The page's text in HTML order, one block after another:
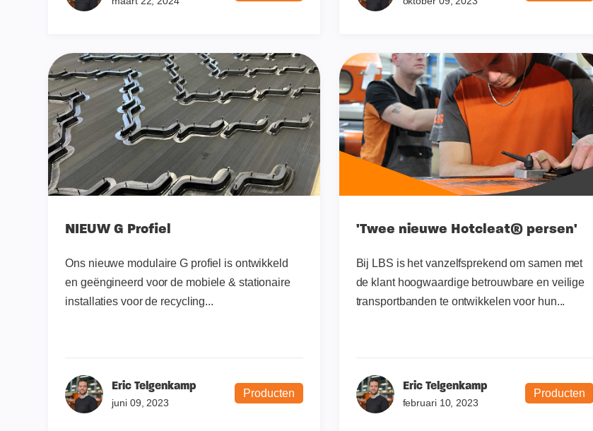
NIEUW G Profiel
Ons nieuwe modulaire G profiel is ontwikkeld
en geëngineerd voor de mobiele & stationaire
installaties voor de recycling...
Eric Telgenkamp
juni 09, 2023
Producten
'Twee nieuwe Hotcleat® persen'
Bij LBS is het vanzelfsprekend om samen met
de klant hoogwaardige betrouwbare en veilige
transportbanden te ontwikkelen voor hun...
Eric Telgenkamp
februari 10, 2023
Producten